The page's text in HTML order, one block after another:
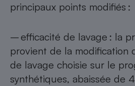
principaux points modifiés :
– efficacité de lavage : la
provient de la modification
de lavage choisie sur le
synthétiques, abaissée de